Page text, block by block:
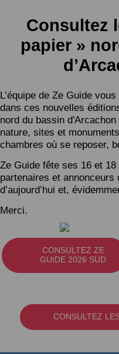
Consultez
papier »
L’équipe de Ze Guide
dans ces nouvelles
nord du bassin
nature, sites et
chambres où se reposer,
Ze Guide fête ses 16 et
partenaires et annonceurs
d’aujourd’hui et,
Merci.
CONSULTEZ ZE
GUIDE 2026 SUD
CONSULTEZ